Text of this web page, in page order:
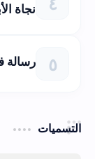
نجاة
رسالة
التسميات